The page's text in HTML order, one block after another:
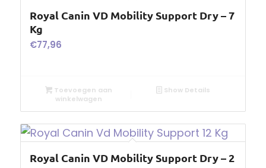
Royal Canin VD Mobility Support Dry – 7
Kg
€77,96
Toevoegen aan
winkelwagen
Show Details
Royal Canin VD Mobility Support Dry – 2